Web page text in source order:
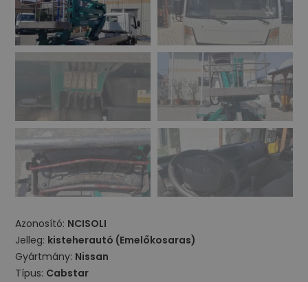
Azonosító: NCISOLI
Jelleg: kisteherautó (Emelőkosaras)
Gyártmány: Nissan
Típus: Cabstar